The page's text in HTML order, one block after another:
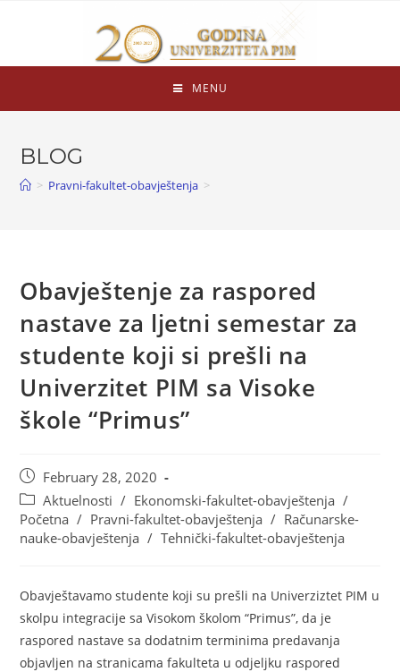
MENU
BLOG
> Pravni-fakultet-obavještenja >
Obavještenje za raspored
nastave za ljetni semestar za
studente koji si prešli na
Univerzitet PIM sa Visoke
škole “Primus”
February 28, 2020
Aktuelnosti / Ekonomski-fakultet-obavještenja /
Početna / Pravni-fakultet-obavještenja / Računarske-
nauke-obavještenja / Tehnički-fakultet-obavještenja
Obavještavamo studente koji su prešli na Univerziztet PIM u
skolpu integracije sa Visokom školom “Primus”, da je
raspored nastave sa dodatnim terminima predavanja
objavljen na stranicama fakulteta u odjeljku raspored